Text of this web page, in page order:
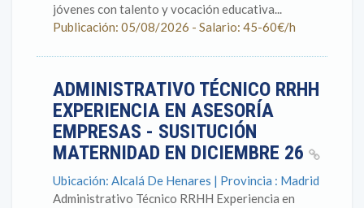
jóvenes con talento y vocación educativa...
Publicación: 05/08/2026 - Salario: 45-60€/h
ADMINISTRATIVO TÉCNICO RRHH
EXPERIENCIA EN ASESORÍA
EMPRESAS - SUSITUCIÓN
MATERNIDAD EN DICIEMBRE 26
Ubicación: Alcalá De Henares | Provincia : Madrid
Administrativo Técnico RRHH Experiencia en